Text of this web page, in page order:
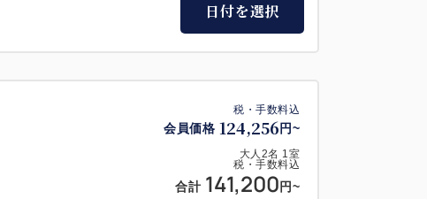
日付を選択
税・手数料込
会員価格 124,256 円~
大人 2名 1室
税・手数料込
合計 141,200 円~